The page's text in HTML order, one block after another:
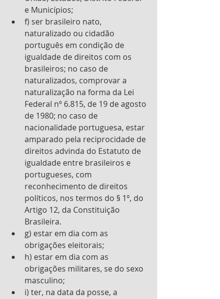
e Municípios;
f) ser brasileiro nato,
naturalizado ou cidadão
português em condição de
igualdade de direitos com os
brasileiros; no caso de
naturalizados, comprovar a
naturalização na forma da Lei
Federal nº 6.815, de 19 de agosto
de 1980; no caso de
nacionalidade portuguesa, estar
amparado pela reciprocidade de
direitos advinda do Estatuto de
igualdade entre brasileiros e
portugueses, com
reconhecimento de direitos
políticos, nos termos do § 1º, do
Artigo 12, da Constituição
Brasileira.
g) estar em dia com as
obrigações eleitorais;
h) estar em dia com as
obrigações militares, se do sexo
masculino;
i) ter, na data da posse, a